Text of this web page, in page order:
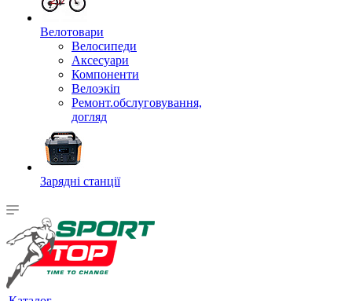
Велотовари
Велосипеди
Аксесуари
Компоненти
Велоэкіп
Ремонт.обслуговування,
догляд
Зарядні станції